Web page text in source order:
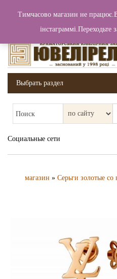
Вход / Регистрация
Выбрать раздел
Поиск
Социальные сети
магазин » Серьги золотые со
Тимчасово магазин не
інстаграммі.Переходьте